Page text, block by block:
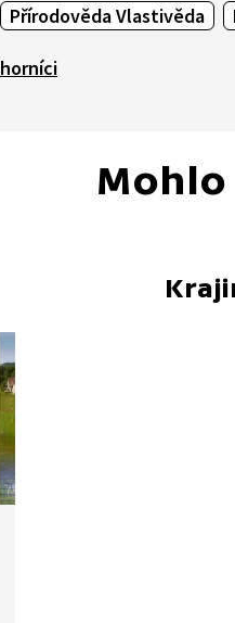
Přírodověda Vlastivěda
horníci
Mohlo